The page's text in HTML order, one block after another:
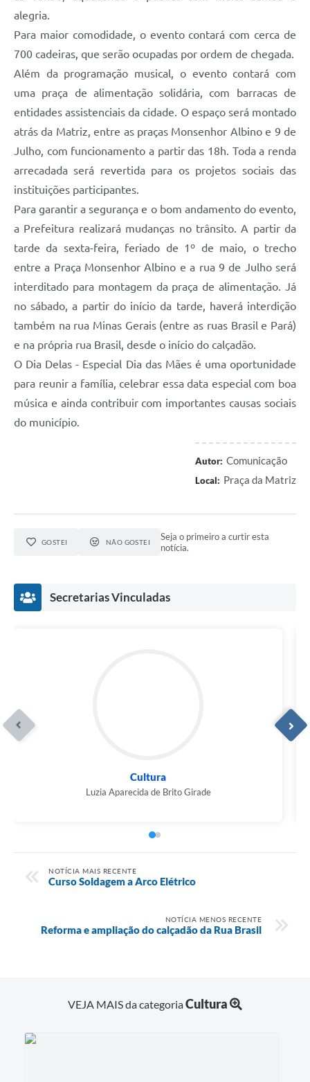
alegria.
Para maior comodidade, o evento contará com cerca de
700 cadeiras, que serão ocupadas por ordem de chegada.
Além da programação musical, o evento contará com
uma praça de alimentação solidária, com barracas de
entidades assistenciais da cidade. O espaço será montado
atrás da Matriz, entre as praças Monsenhor Albino e 9 de
Julho, com funcionamento a partir das 18h. Toda a renda
arrecadada será revertida para os projetos sociais das
instituições participantes.
Para garantir a segurança e o bom andamento do evento,
a Prefeitura realizará mudanças no trânsito. A partir da
tarde da sexta-feira, feriado de 1º de maio, o trecho
entre a Praça Monsenhor Albino e a rua 9 de Julho será
interditado para montagem da praça de alimentação. Já
no sábado, a partir do início da tarde, haverá interdição
também na rua Minas Gerais (entre as ruas Brasil e Pará)
e na própria rua Brasil, desde o início do calçadão.
O Dia Delas - Especial Dia das Mães é uma oportunidade
para reunir a família, celebrar essa data especial com boa
música e ainda contribuir com importantes causas sociais
do município.
Autor: Comunicação
Local: Praça da Matriz
GOSTEI NÃO GOSTEI
Seja o primeiro a curtir esta
notícia.
Secretarias Vinculadas
Cultura
Luzia Aparecida de Brito Girade
NOTÍCIA MAIS RECENTE
Curso Soldagem a Arco Elétrico
NOTÍCIA MENOS RECENTE
Reforma e ampliação do calçadão da Rua Brasil
VEJA MAIS da categoriaCultura